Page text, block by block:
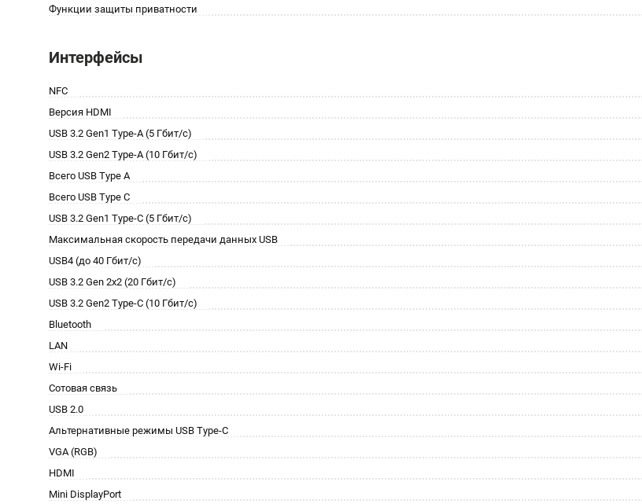
Функции защиты приватности
Интерфейсы
NFC
Версия HDMI
USB 3.2 Gen1 Type-A (5 Гбит/с)
USB 3.2 Gen2 Type-A (10 Гбит/с)
Всего USB Type A
Всего USB Type C
USB 3.2 Gen1 Type-C (5 Гбит/с)
Максимальная скорость передачи данных USB
USB4 (до 40 Гбит/с)
USB 3.2 Gen 2x2 (20 Гбит/с)
USB 3.2 Gen2 Type-C (10 Гбит/с)
Bluetooth
LAN
Wi-Fi
Сотовая связь
USB 2.0
Альтернативные режимы USB Type-C
VGA (RGB)
HDMI
Mini DisplayPort